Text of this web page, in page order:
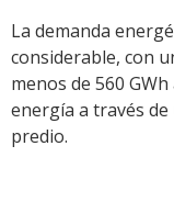
La demanda
considerable, con
menos de 560
energía a través
predio.